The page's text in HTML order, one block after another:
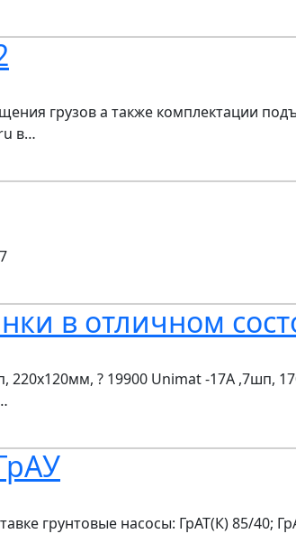
грузов а также комплектации
в…
в отличном
? 19900 Unimat -17A ,7шп,
грунтовые насосы: ГрАТ(К) 85/40;